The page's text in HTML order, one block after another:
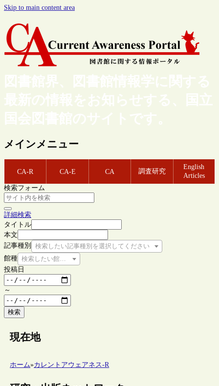
Skip to main content area
図書館界、図書館情報学に関する
最新の情報をお知らせする、国立
国会図書館のサイトです。
メインメニュー
CA-R CA-E CA 調査研究
English
Articles
検索フォーム
詳細検索
タイトル
本文
記事種別
検索したい記事種別を選択してください
館種 検索したい館種を選択してください
投稿日
～
検索
現在地
ホーム»カレントアウェアネス-R